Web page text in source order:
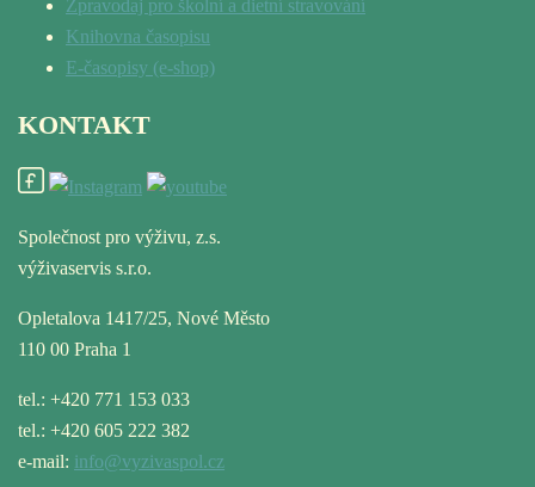
Zpravodaj pro školní a dietní stravování
Knihovna časopisu
E-časopisy (e-shop)
KONTAKT
Společnost pro výživu, z.s.
výživaservis s.r.o.
Opletalova 1417/25, Nové Město
110 00 Praha 1
tel.: +420 771 153 033
tel.: +420 605 222 382
e-mail: info@vyzivaspol.cz